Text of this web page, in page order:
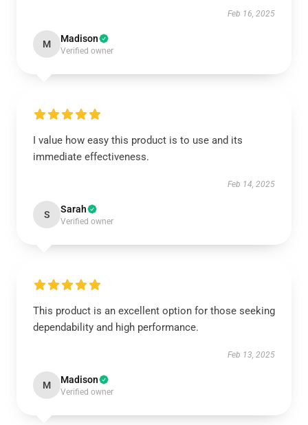
Feb 16, 2025
M Madison
Verified owner
I value how easy this product is to use and its
immediate effectiveness.
Feb 14, 2025
S Sarah
Verified owner
This product is an excellent option for those seeking
dependability and high performance.
Feb 13, 2025
M Madison
Verified owner